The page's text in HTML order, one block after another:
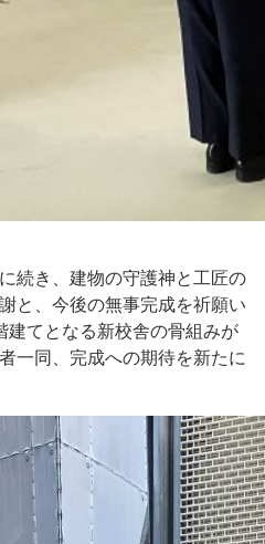
続き、建物の守護神と工匠の
と、今後の無事完成を祈願い
建てとなる新校舎の骨組みが
一同、完成への期待を新たに